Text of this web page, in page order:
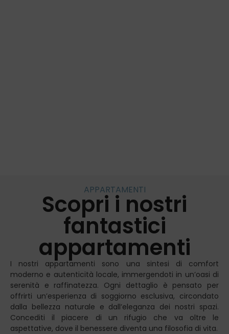
APPARTAMENTI
Scopri i nostri
fantastici
appartamenti
I nostri appartamenti sono una sintesi di comfort
moderno e autenticità locale, immergendoti in un’oasi di
serenità e raffinatezza. Ogni dettaglio è pensato per
offrirti un’esperienza di soggiorno esclusiva, circondato
dalla bellezza naturale e dall’eleganza dei nostri spazi.
Concediti il piacere di un rifugio che va oltre le
aspettative, dove il benessere diventa una filosofia di vita.